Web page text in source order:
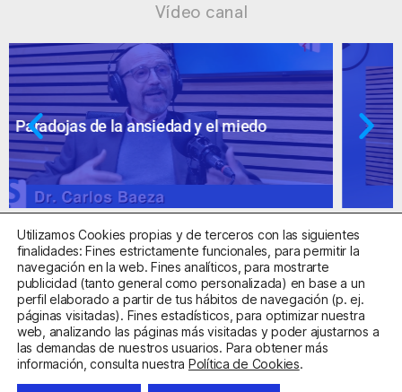
Vídeo canal
Ansiedad: supuestos cuestionables
Centro Sanitario Autorizado con el código E08737002
Aviso LegalPolítica de PrivacidadPolítica de Cookies
Utilizamos Cookies propias y de terceros con las siguientes
finalidades: Fines estrictamente funcionales, para permitir la
navegación en la web. Fines analíticos, para mostrarte
publicidad (tanto general como personalizada) en base a un
perfil elaborado a partir de tus hábitos de navegación (p. ej.
páginas visitadas). Fines estadísticos, para optimizar nuestra
web, analizando las páginas más visitadas y poder ajustarnos a
las demandas de nuestros usuarios. Para obtener más
información, consulta nuestra Política de Cookies.